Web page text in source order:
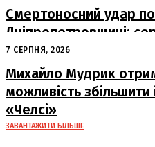
Смертоносний удар по
Дніпропетровщині:
– працівники
7 СЕРПНЯ, 2026
Михайло Мудрик
можливість збільшити
«Челсі»
ЗАВАНТАЖИТИ БІЛЬШЕ